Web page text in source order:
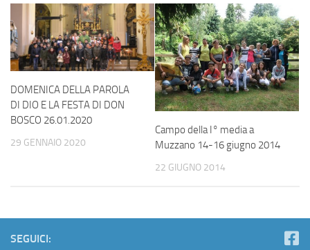
DOMENICA DELLA PAROLA
DI DIO E LA FESTA DI DON
BOSCO 26.01.2020
29 GENNAIO 2020
Campo della I° media a
Muzzano 14-16 giugno 2014
22 GIUGNO 2014
SEGUICI: